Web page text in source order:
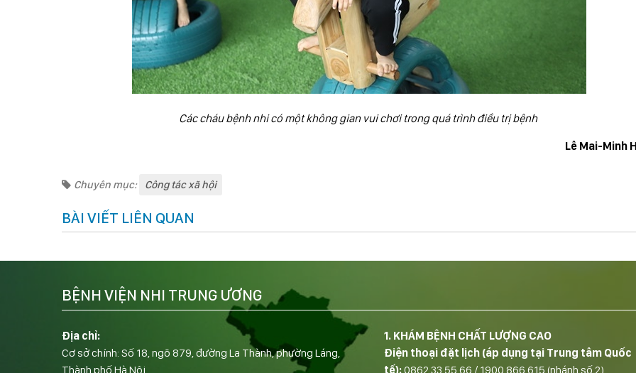
Các cháu bệnh nhi có một không gian vui chơi trong quá trình điều trị bệnh
Lê Mai-Minh
Chuyên mục: Công tác xã hội
BÀI VIẾT LIÊN QUAN
Địa chỉ:
Cơ sở chính: Số 18, ngõ 879, đường La Thành, phường Láng,
Thành phố Hà Nội
1. KHÁM BỆNH CHẤT LƯỢNG CAO
Điện thoại đặt lịch (áp dụng tại Trung tâm Quốc
tế):0862 33 55 66 / 1900 866 615 (nhánh số 2)
BỆNH VIỆN NHI TRUNG ƯƠNG